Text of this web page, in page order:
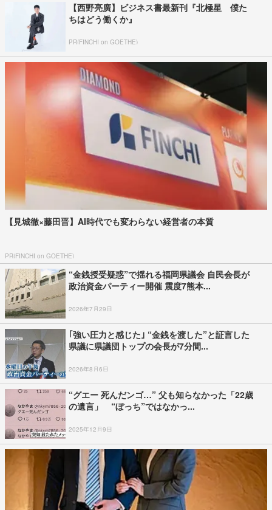
【西野亮廣】ビジネス書最新刊『北極星 僕た
ちはどう働くか』
PR(FINCHI on GOETHE)
【見城徹×藤田晋】AI時代でも変わらない経営者の本質
PR(FINCHI on GOETHE)
“金銭授受疑惑”で揺れる福岡県議会 自民会長が
政治資金パーティー開催 震度7熊本...
2026年7月29日
｢強い圧力と感じた｣ “金銭を渡した”と証言した
県議に県議団トップの会長が7分間...
2026年8月6日
“グエー 死んだンゴ…” 父も知らなかった「22歳
の遺言」 “ぼっち”ではなかっ...
2025年12月9日